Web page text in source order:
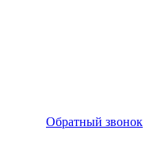
Обратный звонок